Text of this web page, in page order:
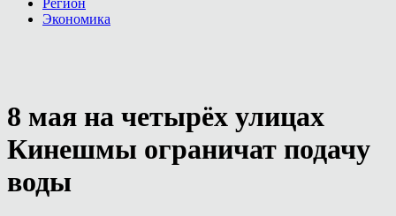
Регион
Экономика
8 мая на четырёх улицах
Кинешмы ограничат подачу
воды